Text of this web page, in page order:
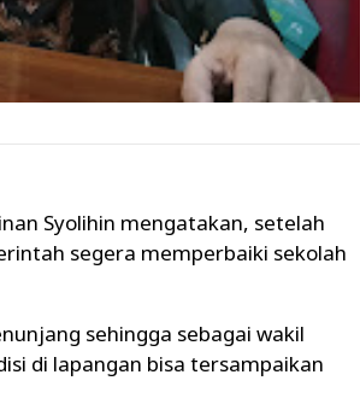
Syolihin mengatakan, setelah
segera memperbaiki sekolah
sehingga sebagai wakil
di lapangan bisa tersampaikan